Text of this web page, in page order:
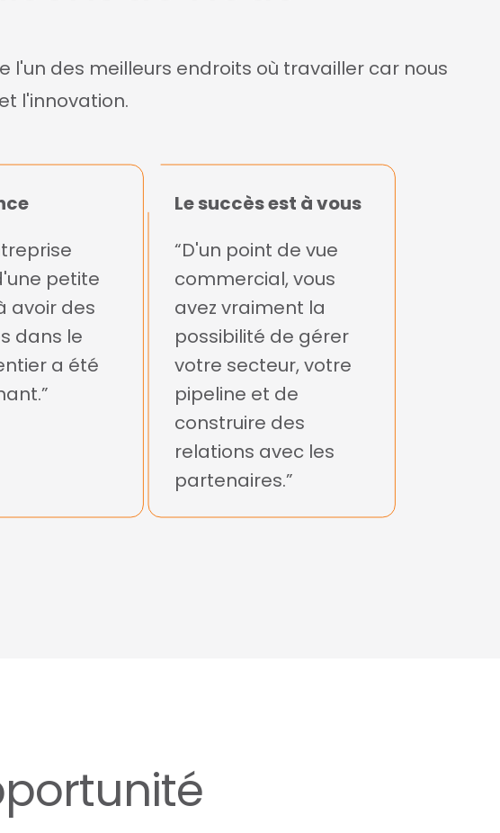
des meilleurs endroits où travailler car nous
l'innovation.
petite
avoir des
dans le
a été
Le succès est à vous
“D'un point de vue
commercial, vous
avez vraiment la
possibilité de gérer
votre secteur, votre
pipeline et de
construire des
relations avec les
partenaires.”